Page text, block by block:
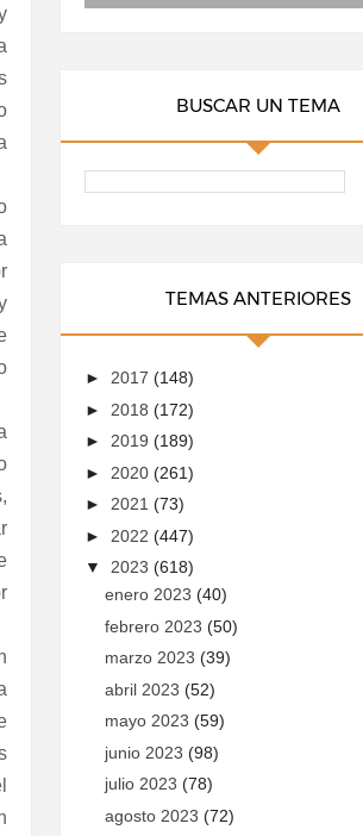
BUSCAR UN TEMA
TEMAS ANTERIORES
► 2017 (148)
► 2018 (172)
► 2019 (189)
► 2020 (261)
► 2021 (73)
► 2022 (447)
▼ 2023 (618)
enero 2023 (40)
febrero 2023 (50)
marzo 2023 (39)
abril 2023 (52)
mayo 2023 (59)
junio 2023 (98)
julio 2023 (78)
agosto 2023 (72)